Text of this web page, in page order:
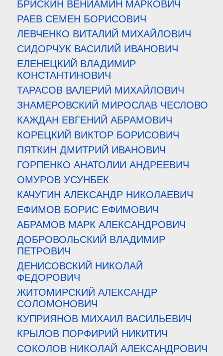
БРИСКИН ВЕНИАМИН МАРКОВИЧ
РАЕВ СЕМЕН БОРИСОВИЧ
ЛЕВЧЕНКО ВИТАЛИЙ МИХАЙЛОВИЧ
СИДОРЧУК ВАСИЛИЙ ИВАНОВИЧ
ЕЛЕНЕЦКИЙ ВЛАДИМИР
КОНСТАНТИНОВИЧ
ТАРАСОВ ВАЛЕРИЙ МИХАЙЛОВИЧ
ЗНАМЕРОВСКИЙ МИРОСЛАВ ЧЕСЛОВО
КАЖДАН ЕВГЕНИЙ АБРАМОВИЧ
КОРЕЦКИЙ ВИКТОР БОРИСОВИЧ
ПЯТКИН ДМИТРИЙ ИВАНОВИЧ
ГОРПЕНКО АНАТОЛИИ АНДРЕЕВИЧ
ОМУРОВ УСУНБЕК
КАЧУГИН АЛЕКСАНДР НИКОЛАЕВИЧ
ЕФИМОВ БОРИС ЕФИМОВИЧ
АБРАМОВ МАРК АЛЕКСАНДРОВИЧ
ДОБРОВОЛЬСКИЙ ВЛАДИМИР
ПЕТРОВИЧ
ДЕНИСОВСКИЙ НИКОЛАЙ
ФЕДОРОВИЧ
ЖИТОМИРСКИЙ АЛЕКСАНДР
СОЛОМОНОВИЧ
КУПРИЯНОВ МИХАИЛ ВАСИЛЬЕВИЧ
КРЫЛОВ ПОРФИРИЙ НИКИТИЧ
СОКОЛОВ НИКОЛАЙ АЛЕКСАНДРОВИЧ